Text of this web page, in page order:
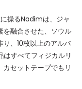
操るNadimは、ジャ
を融合させた、ソウル
、10枚以上のアルバ
はすべてフィジカルリ
セットテープでもリ